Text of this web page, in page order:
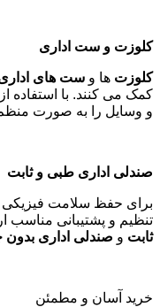
کلوزت و ست اداری
کلوزت ها و ست های
کمک می کنند. با استفاده
و وسایل را به صورت منظم
صندلی اداری طبی و ثابت
برای حفظ سلامت فیزیکی
تنظیم و پشتیبانی مناسب
ثابت و صندلی اداری بدون
خرید آسان و مطمئن